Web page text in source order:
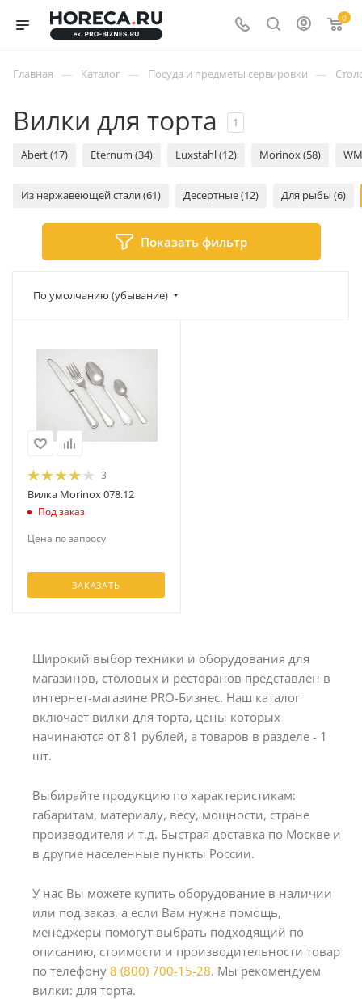
0
Главная — Каталог — Посуда и предметы сервировки —
Вилки для торта 1
Abert (17) Eternum (34) Luxstahl (12) Morinox (58)
Из нержавеющей стали (61) Десертные (12) Для рыбы (6)
Показать фильтр
По умолчанию (убывание)
3
Вилка Morinox 078.12
Под заказ
Цена по запросу
ЗАКАЗАТЬ
Широкий выбор техники и оборудования для
магазинов, столовых и ресторанов представлен в
интернет-магазине PRO-Бизнес. Наш каталог
включает вилки для торта, цены которых
начинаются от 81 рублей, а товаров в разделе - 1
шт.
Выбирайте продукцию по характеристикам:
габаритам, материалу, весу, мощности, стране
производителя и т.д. Быстрая доставка по Москве и
в другие населенные пункты России.
У нас Вы можете купить оборудование в наличии
или под заказ, а если Вам нужна помощь,
менеджеры помогут выбрать подходящий по
описанию, стоимости и производительности товар
по телефону 8 (800) 700-15-28. Мы рекомендуем
вилки: для торта.